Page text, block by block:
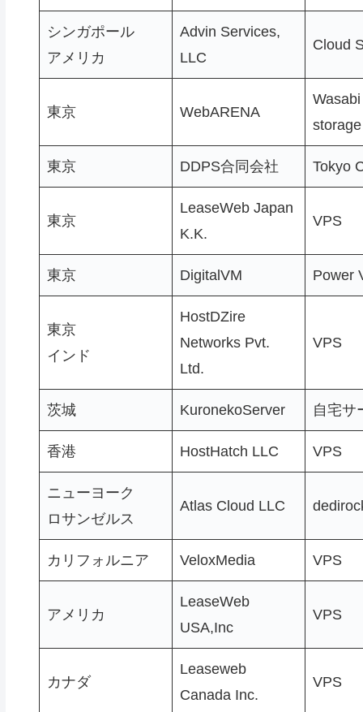
シンガポール
アメリカ
Advin Services,
LLC
Cloud
東京 WebARENA
storage
東京 DDPS合同会社 Tokyo
東京
LeaseWeb Japan
K.K.
VPS
東京 DigitalVM Power
東京
インド
HostDZire
Networks Pvt.
Ltd.
VPS
茨城 KuronekoServer 自宅サ
香港 HostHatch LLC VPS
ニューヨーク
ロサンゼルス
Atlas Cloud LLC
カリフォルニア VeloxMedia VPS
アメリカ
LeaseWeb
USA,Inc
VPS
カナダ
Leaseweb
Canada Inc.
VPS